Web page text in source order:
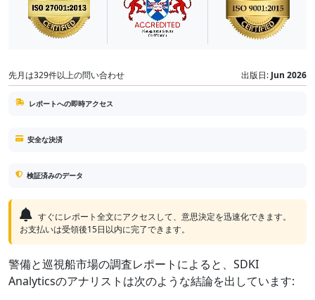
先月は329件以上の問い合わせ 出版日: Jun 2026
レポートへの即時アクセス
安全な決済
検証済みのデータ
すぐにレポート全文にアクセスして、意思決定を迅速化できます。
お支払いは受領後15日以内に完了できます。
警備と巡視船市場の調査レポートによると、SDKI
Analyticsのアナリストは次のような結論を出しています: